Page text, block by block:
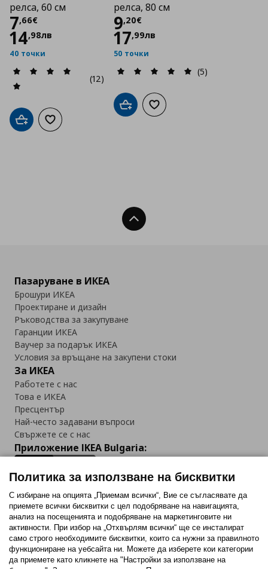
релса, 60 см
7,66€
Цена
14,98лв
40 точки
(12)
Добави в кошницата
Добави към списъка с любими
релса, 80 см
9,20€
Цена
17,99лв
50 точки
(5)
Добави в кошницата
Добави към списъка с
Нагоре
Пазаруване в ИКЕА
Брошури ИКЕА
Проектиране и дизайн
Ръководства за закупуване
Гаранции ИКЕА
Ваучер за подарък ИКЕА
Условия за връщане на закупени стоки
За ИКЕА
Работете с нас
Това е ИКЕА
Пресцентър
Най-често задавани въпроси
Свържете се с нас
Приложение IKEA Bulgaria:
Последвайте ни:
FacebookTwitterYoutubePinterestInstagram
Политика за използване на бисквитки
С избиране на опцията „Приемам всички“, Вие се съгласявате да
приемете всички бисквитки с цел подобряване на навигацията,
анализ на посещенията и подобряване на маркетинговите ни
активности. При избор на „Отхвърлям всички“ ще се инсталират
само строго необходимитe бисквитки, които са нужни за правилното
функциониране на уебсайта ни. Можете да изберете кои категории
да приемете като кликнете на "Настройки за използване на